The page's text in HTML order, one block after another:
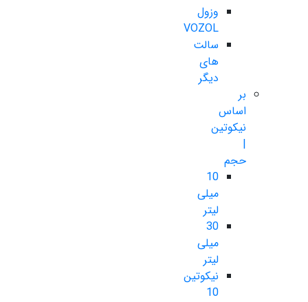
وزول
VOZOL
سالت
های
دیگر
بر
اساس
نیکوتین
|
حجم
10
میلی
لیتر
30
میلی
لیتر
نیکوتین
10